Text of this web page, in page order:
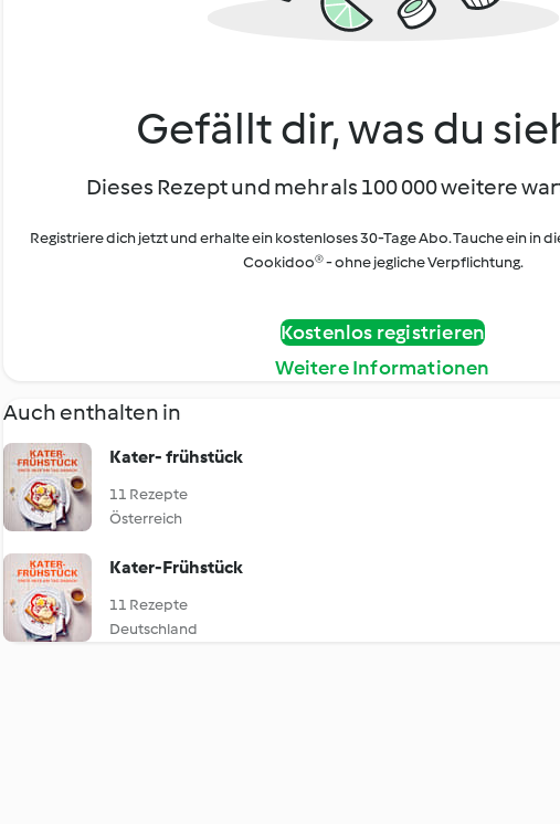
Gefällt dir, was du
Dieses Rezept und mehr als 100 000 weitere
Registriere dich jetzt und erhalte ein kostenloses 30-Tage Abo. Tauche ein in
Cookidoo® - ohne jegliche Verpflichtung.
Kostenlos registrieren
Weitere Informationen
Auch enthalten in
Kater- frühstück
11 Rezepte
Österreich
Kater-Frühstück
11 Rezepte
Deutschland